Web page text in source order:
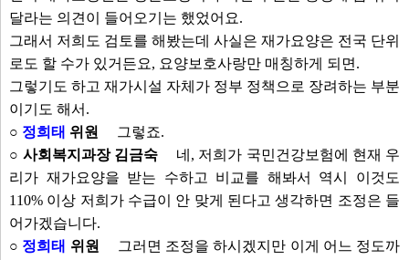
달라는 의견이 들어오기는 했었어요.
그래서 저희도 검토를 해봤는데 사실은 재가요양은 전국 단위
로도 할 수가 있거든요, 요양보호사랑만 매칭하게 되면.
그렇기도 하고 재가시설 자체가 정부 정책으로 장려하는 부분
이기도 해서.
○ 정희태 위원
그렇죠.
○ 사회복지과장 김금숙
네, 저희가 국민건강보험에 현재 우
리가 재가요양을 받는 수하고 비교를 해봐서 역시 이것도
110% 이상 저희가 수급이 안 맞게 된다고 생각하면 조정은 들
어가겠습니다.
○ 정희태 위원
그러면 조정을 하시겠지만 이게 어느 정도까